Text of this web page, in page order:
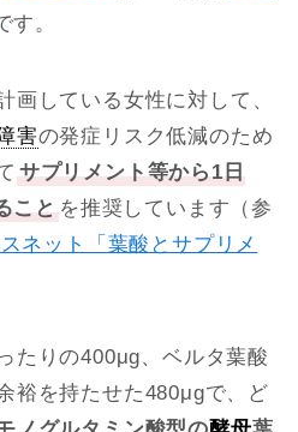
す。
画している女性に対して、
害の発症リスク低減のため
サプリメント等から1日
こと を推奨しています（参
ネット「葉酸とサプリメ
たりの400μg、ベルタ葉酸
裕を持たせた480μgで、ど